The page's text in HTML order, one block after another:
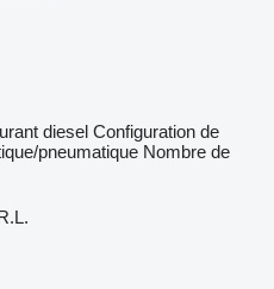
diesel Configuration de
pneumatique Nombre de